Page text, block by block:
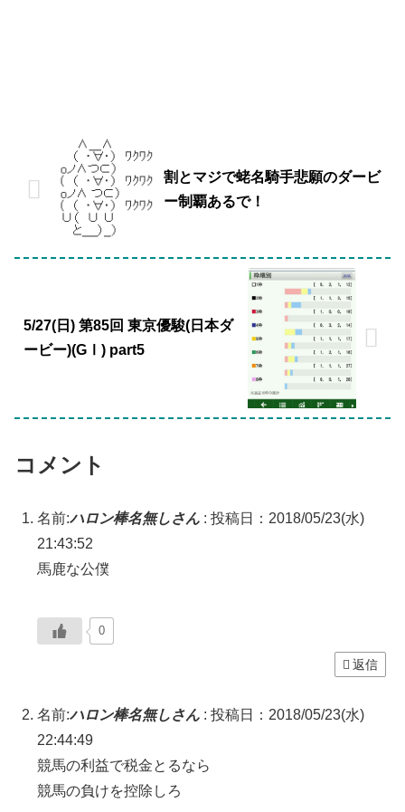
割とマジで蛯名騎手悲願のダービ
ー制覇あるで！
5/27(日) 第85回 東京優駿(日本ダ
ービー)(GⅠ) part5
コメント
名前:ハロン棒名無しさん : 投稿日：2018/05/23(水)
21:43:52
馬鹿な公僕
0
返信
名前:ハロン棒名無しさん : 投稿日：2018/05/23(水)
22:44:49
競馬の利益で税金とるなら
競馬の負けを控除しろ